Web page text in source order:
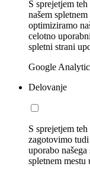
S sprejetjem
našem
optimiziramo
celotno
spletni strani
Google
Delovanje
S sprejetjem
zagotovimo
uporabo
spletnem mestu